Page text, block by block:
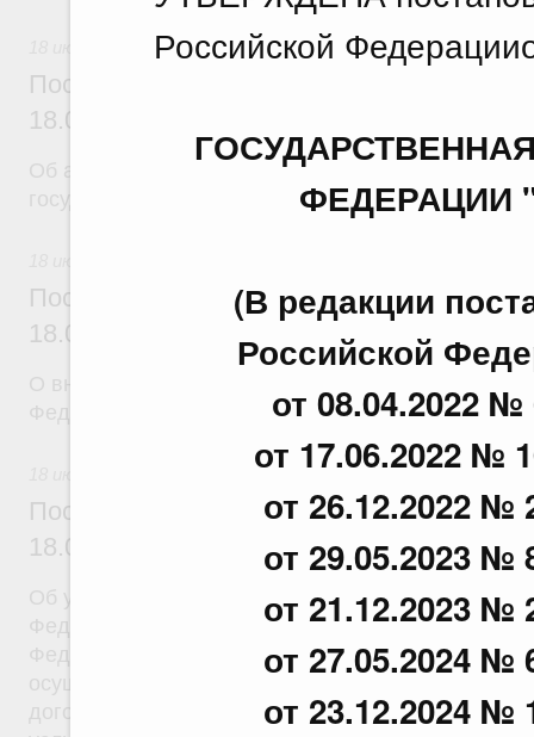
Российской
ФЕДЕРАЦИИ
(В редакции
Российской
от 08.04.2022
от 17.06.2022 №
от 26.12.2022 №
от 29.05.2023 №
от 21.12.2023 №
от 27.05.2024 №
от 23.12.2024 №
Постановление Правительства
18.07.2026 г. № 904
государственных контрактов
Постановление Правительства
18.07.2026 г. № 909
Федерации от 17 февраля 2024 г. № 179
Постановление Правительства
18.07.2026 г. № 908
Об утверждении Правил уведомления частным
Федеральной службы войск национальной
Федерации (территориального органа),
договора на оказание сыскных услуг и об